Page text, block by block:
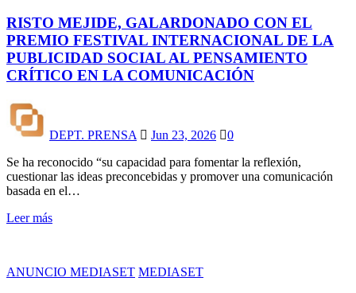
RISTO MEJIDE, GALARDONADO CON EL
PREMIO FESTIVAL INTERNACIONAL DE LA
PUBLICIDAD SOCIAL AL PENSAMIENTO
CRÍTICO EN LA COMUNICACIÓN
DEPT. PRENSA Jun 23, 2026
0
Se ha reconocido “su capacidad para fomentar la reflexión,
cuestionar las ideas preconcebidas y promover una comunicación
basada en el…
Leer más
ANUNCIO MEDIASET MEDIASET